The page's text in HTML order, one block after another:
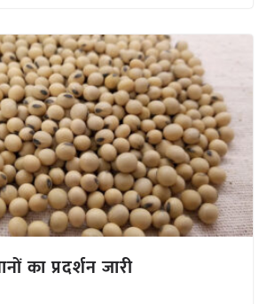
का प्रदर्शन जारी